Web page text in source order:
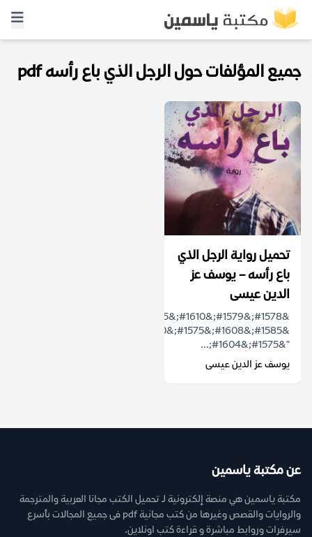
جميع المؤلفات حول الرجل الذي باع رأسه pdf
تحميل رواية الرجل الذي
باع رأسه – يوسف عز
الدين عيسى
"&#1575;&#1604;...
يوسف عز الدين عيسى
عن مكتبة ياسمين
مكتبة ياسمين هي منصة إلكترونية لـ تحميل الكتب مجانا العربية والمترجمة
والروايات والقصص وغيرها من كتب مجانية pdf فى جميع المجالات بأسرع
سيرفرات وروابط مباشرة و قراءة كتب اونلاين.